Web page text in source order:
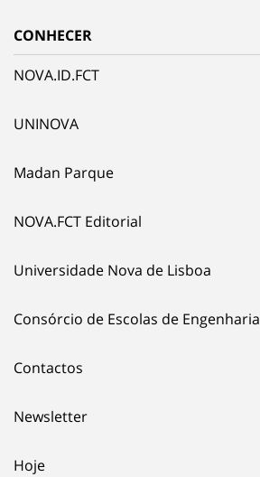
CONHECER
NOVA.ID.FCT
UNINOVA
Madan Parque
NOVA.FCT Editorial
Universidade Nova de Lisboa
Consórcio de Escolas de Engenharia
Contactos
Newsletter
Hoje